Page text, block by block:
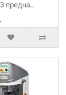
предна..